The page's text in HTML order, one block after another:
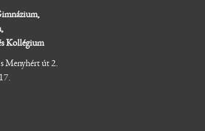
Kollégium
Menyhért út 2.